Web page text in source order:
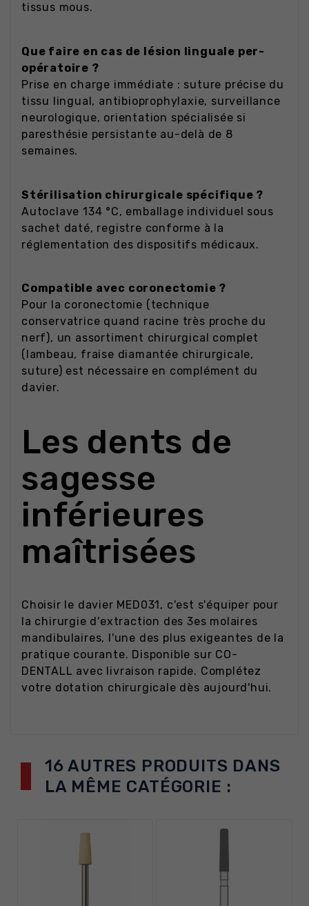
tissus mous.
Que faire en cas de lésion linguale per-
opératoire ?
Prise en charge immédiate : suture précise du
tissu lingual, antibioprophylaxie, surveillance
neurologique, orientation spécialisée si
paresthésie persistante au-delà de 8
semaines.
Stérilisation chirurgicale spécifique ?
Autoclave 134 °C, emballage individuel sous
sachet daté, registre conforme à la
réglementation des dispositifs médicaux.
Compatible avec coronectomie ?
Pour la coronectomie (technique
conservatrice quand racine très proche du
nerf), un assortiment chirurgical complet
(lambeau, fraise diamantée chirurgicale,
suture) est nécessaire en complément du
davier.
Les dents de
sagesse
inférieures
maîtrisées
Choisir le davier MED031, c'est s'équiper pour
la chirurgie d'extraction des 3es molaires
mandibulaires, l'une des plus exigeantes de la
pratique courante. Disponible sur CO-
DENTALL avec livraison rapide. Complétez
votre dotation chirurgicale dès aujourd'hui.
16 AUTRES PRODUITS DANS
LA MÊME CATÉGORIE :